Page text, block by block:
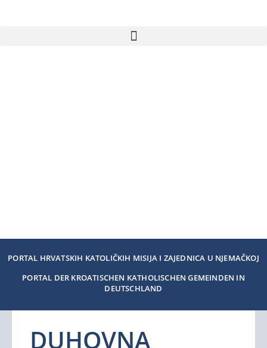
PORTAL HRVATSKIH KATOLIČKIH MISIJA I ZAJEDNICA U NJEMAČKOJ
PORTAL DER KROATISCHEN KATHOLISCHEN GEMEINDEN IN
DEUTSCHLAND
DUHOVNA